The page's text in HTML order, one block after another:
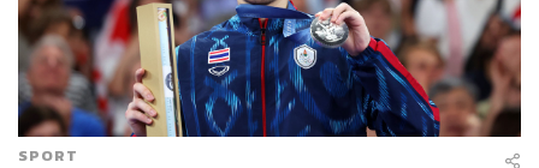
SPORT